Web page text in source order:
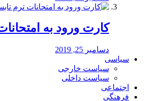
کارت ورود به
دسامبر 25, 2019
سیاسی
سیاست خارجی
سیاست داخلی
اجتماعی
فرهنگی